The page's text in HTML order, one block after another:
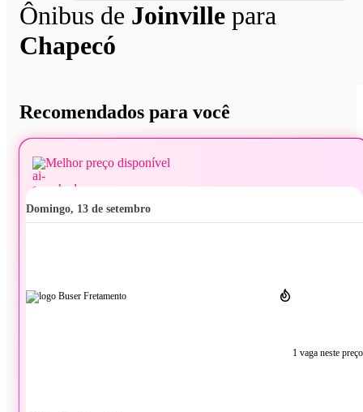
Ônibus de Joinville para
Chapecó
Recomendados para você
Melhor preço disponível
domingo, 13 de setembro
1 vaga neste preço